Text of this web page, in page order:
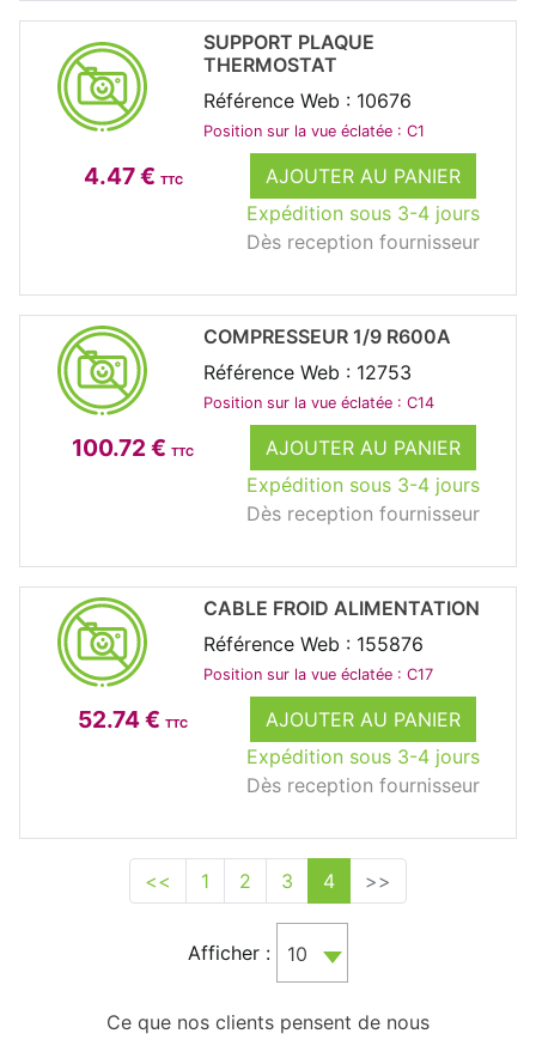
4.47 € TTC
AJOUTER AU PANIER
Expédition sous 3-4 jours
Dès reception fournisseur
SUPPORT PLAQUE
THERMOSTAT
Référence Web : 10676
Position sur la vue éclatée : C1
100.72 € TTC
AJOUTER AU PANIER
Expédition sous 3-4 jours
Dès reception fournisseur
COMPRESSEUR 1/9 R600A
Référence Web : 12753
Position sur la vue éclatée : C14
52.74 € TTC
AJOUTER AU PANIER
Expédition sous 3-4 jours
Dès reception fournisseur
CABLE FROID ALIMENTATION
Référence Web : 155876
Position sur la vue éclatée : C17
<< 1 2 3 4 >>
Afficher : 10
Ce que nos clients pensent de nous